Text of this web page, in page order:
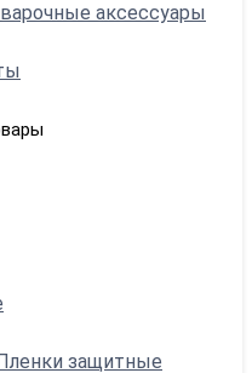
аксессуары
защитные